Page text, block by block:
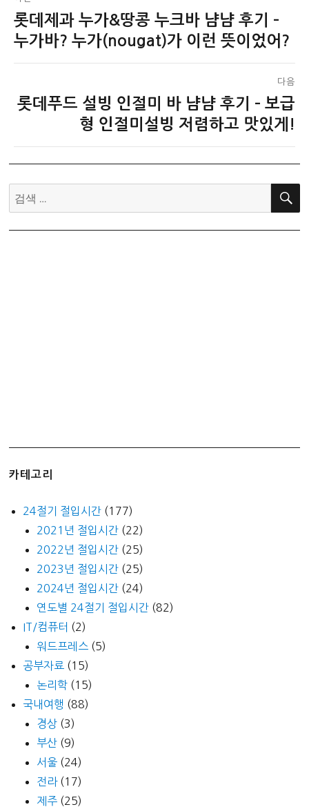
탐
색
이
전
롯데제과 누가&땅콩 누크바 냠냠 후기 –
누가바? 누가(nougat)가 이런 뜻이었어?
다음
다
롯데푸드 설빙 인절미 바 냠냠 후기 – 보급
형 인절미설빙 저렴하고 맛있게!
검
색:
검
카테고리
24절기 절입시간 (177)
2021년 절입시간 (22)
2022년 절입시간 (25)
2023년 절입시간 (25)
2024년 절입시간 (24)
연도별 24절기 절입시간 (82)
IT/컴퓨터 (2)
워드프레스 (5)
공부자료 (15)
논리학 (15)
국내여행 (88)
경상 (3)
부산 (9)
서울 (24)
전라(17)
제주 (25)